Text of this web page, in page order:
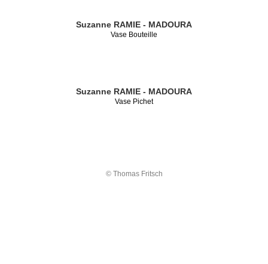
Suzanne RAMIE - MADOURA
Vase Bouteille
Suzanne RAMIE - MADOURA
Vase Pichet
© Thomas Fritsch